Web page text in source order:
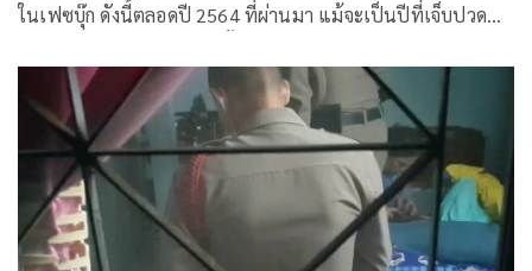
ในเฟซบุ๊ก ดังนี้ตลอดปี 2564 ที่ผ่านมา แม้จะเป็นปีที่เจ็บปวด
ปราบปรามผู้ชุมนุมบนท้องถนน จับกุมผู้เห็นต่างวิพากษ์วิจารณ์
รัฐ